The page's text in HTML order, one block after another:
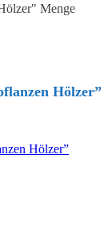
Menge
Hölzer”
Hölzer”